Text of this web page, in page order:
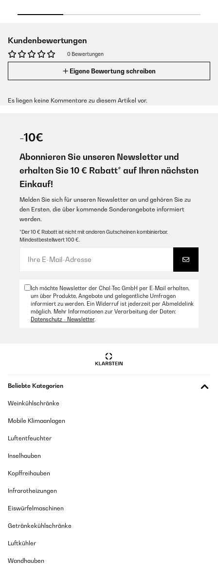
Kundenbewertungen
0 Bewertungen
Eigene Bewertung schreiben
Es liegen keine Kommentare zu diesem Artikel vor.
-10€
Abonnieren Sie unseren Newsletter und
erhalten Sie 10 € Rabatt* auf Ihren nächsten
Einkauf!
Melden Sie sich für unseren Newsletter an und gehören Sie zu
den Ersten, die über kommende Sonderangebote informiert
werden.
*Der 10 € Rabatt ist nicht mit anderen Gutscheinen kombinierbar.
Mindestbestellwert 100 €.
Ich möchte Newsletter der Chal-Tec GmbH per E-Mail erhalten,
um über Produkte, Angebote und gelegentliche Umfragen
informiert zu werden. Ein Widerruf ist jederzeit per Abmeldelink
möglich. Mehr Informationen zur Verarbeitung der Daten:
Datenschutz - Newsletter.
Beliebte Kategorien
Weinkühlschränke
Mobile Klimaanlagen
Luftentfeuchter
Inselhauben
Kopffreihauben
Infrarotheizungen
Eiswürfelmaschinen
Getränkekühlschränke
Luftkühler
Wandhauben